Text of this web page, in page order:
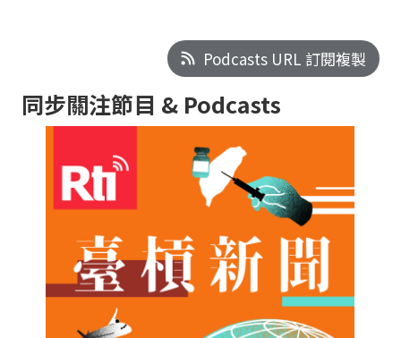
Podcasts URL 訂閱複製
同步關注節目 & Podcasts